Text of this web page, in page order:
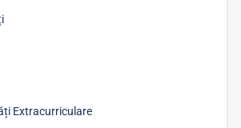
Extracurriculare